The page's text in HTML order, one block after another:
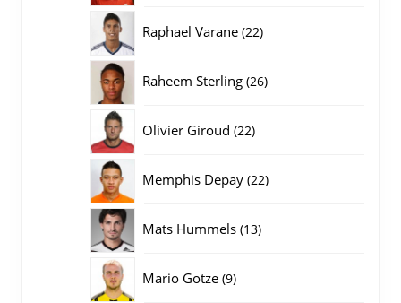
Raphael Varane 2222
Raheem Sterling 2626
Olivier Giroud 2222
Memphis Depay 2222
Mats Hummels 1313
Mario Gotze 99